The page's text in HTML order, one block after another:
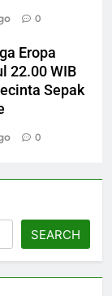
0
Eropa
22.00 WIB
Sepak
0
SEARCH